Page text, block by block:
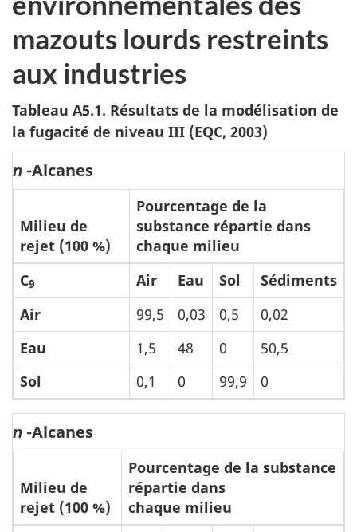
mazouts lourds restreints
aux industries
Tableau A5.1. Résultats de la modélisation de
la fugacité de niveau III (EQC, 2003)
n -Alcanes
Milieu de
rejet (100 %)
Pourcentage de la
substance répartie dans
chaque milieu
C9 Air Eau Sol
Sédiments
Air
99,5 0,03 0,5
0,02
Eau
1,5 48 0
50,5
Sol
0,1 0 99,9 0
n -Alcanes
Milieu de
rejet (100 %)
Pourcentage de la substance
répartie dans
chaque milieu